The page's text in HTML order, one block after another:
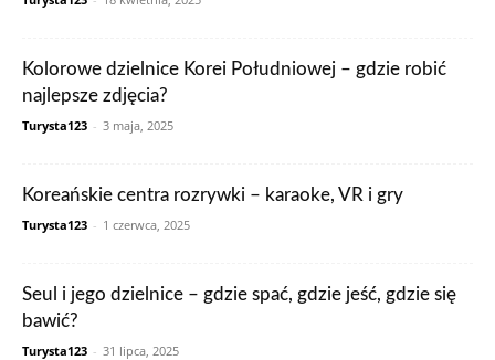
Kolorowe dzielnice Korei Południowej – gdzie robić
najlepsze zdjęcia?
Turysta123 - 3 maja, 2025
Koreańskie centra rozrywki – karaoke, VR i gry
Turysta123 - 1 czerwca, 2025
Seul i jego dzielnice – gdzie spać, gdzie jeść, gdzie się
bawić?
Turysta123 - 31 lipca, 2025